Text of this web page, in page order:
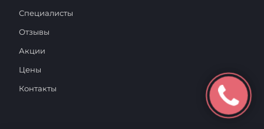
Специалисты
Отзывы
Акции
Цены
Контакты